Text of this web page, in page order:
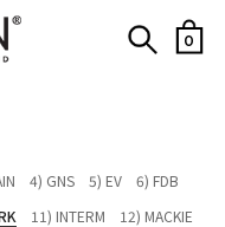
0
4) GNS 5) EV
6) FDB
11) INTERM 12) MACKIE